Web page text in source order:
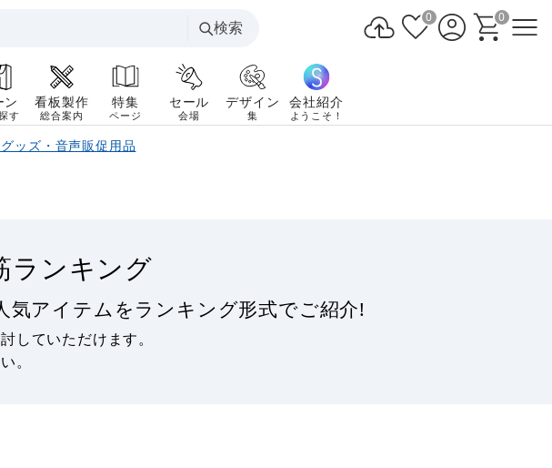
検索
0 0
ン
す
看板製作
総合案内
特集
ページ
セール
会場
デザイン
集
会社紹介
ようこそ！
ッズ・音声販促用品
ランキング
気アイテムをランキング形式でご紹介!
していただけます。
。